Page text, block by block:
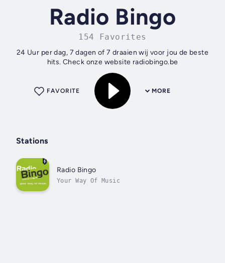
Radio Bingo
154 Favorites
24 Uur per dag, 7 dagen of 7 draaien wij voor jou de beste
hits. Check onze website radiobingo.be
MORE
FAVORITE
Stations
Radio Bingo
Your Way Of Music